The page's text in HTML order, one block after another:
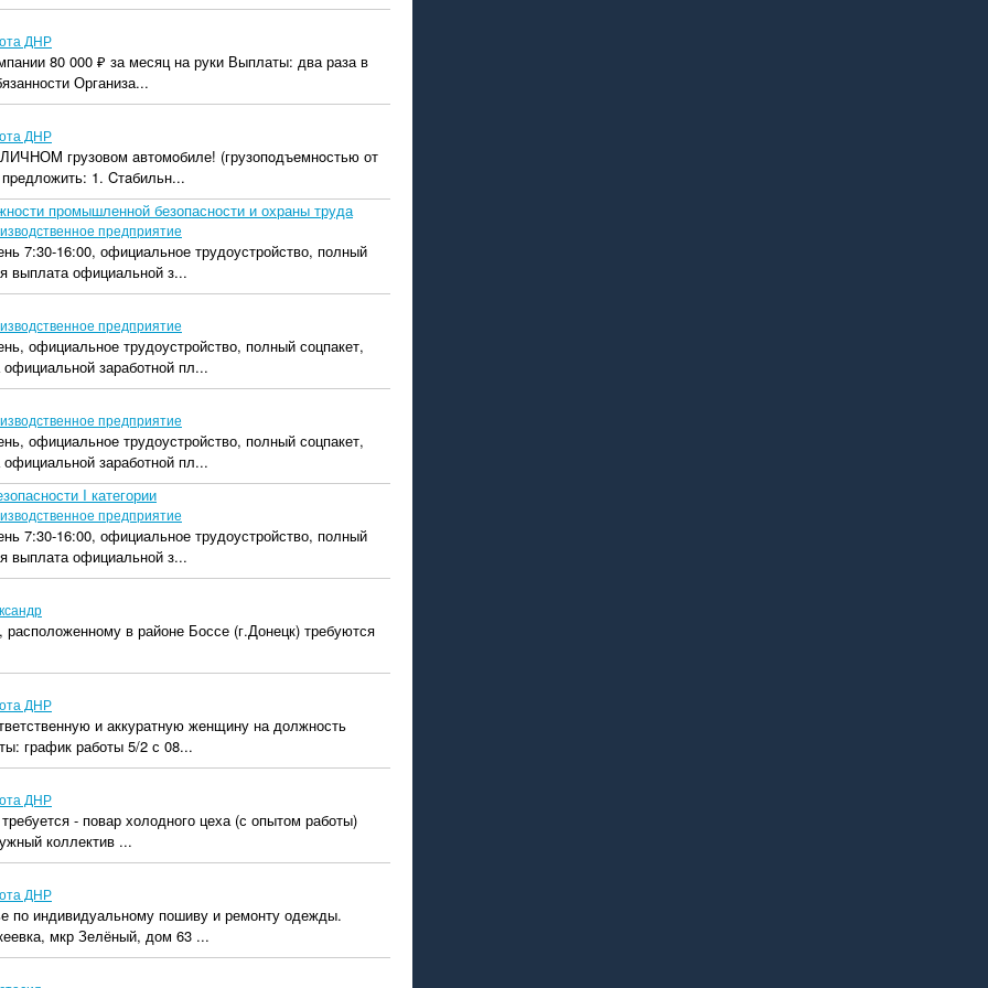
ДНР
80 000 ₽ за месяц на руки Выплаты: два раза в
Организа...
ДНР
грузовом aвтомoбиле! (грузопoдъемнoстью от
1. Cтaбильн...
промышленной безопасности и охраны труда
предприятие
7:30-16:00, официальное трудоустройство, полный
выплата официальной з...
предприятие
официальное трудоустройство, полный соцпакет,
заработной пл...
предприятие
официальное трудоустройство, полный соцпакет,
заработной пл...
I категории
предприятие
7:30-16:00, официальное трудоустройство, полный
выплата официальной з...
расположенному в районе Боссе (г.Донецк) требуются
ДНР
и аккуратную женщину на должность
график работы 5/2 с 08...
ДНР
- повар холодного цеха (с опытом работы)
коллектив ...
ДНР
по индивидуальному пошиву и ремонту одежды.
мкр Зелёный, дом 63 ...